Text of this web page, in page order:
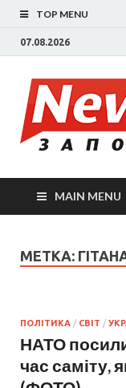
TOP MENU
07.08.2026
MAIN MENU
МЕТКА:
ПОЛІТИКА / СВІТ /
НАТО
час саміту,